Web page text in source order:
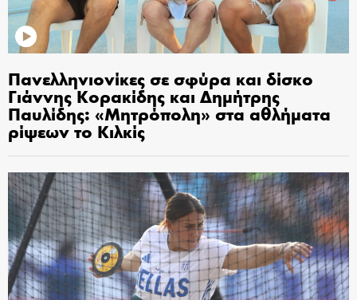
Πανελληνιονίκες σε σφύρα και δίσκο
Γιάννης Κορακίδης και Δημήτρης
Παυλίδης: «Μητρόπολη» στα αθλήματα
ρίψεων το Κιλκίς